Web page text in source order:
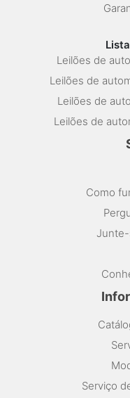
Leilões de
Leilões de
Leilões de
Leilões de
Como
Serviço